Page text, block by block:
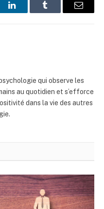
LinkedInTumblr
E-
qui observe les
au quotidien et s’efforce
dans la vie des autres